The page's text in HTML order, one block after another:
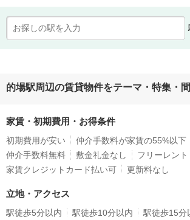
的場駅周辺の賃貸物件をテーマ・特集・
家賃・初期費用・お得条件
初期費用が安い
仲介手数料が家賃の55%以下
仲介手数料無料
敷金礼金なし フリーレント
家賃クレジットカード払い可
更新料なし
立地・アクセス
駅徒歩5分以内 駅徒歩10分以内 駅徒歩15分